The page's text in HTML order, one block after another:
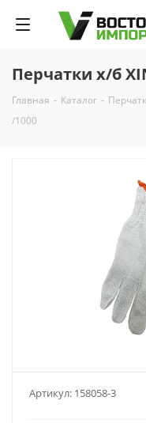
Перчатки х/б
Главная - Каталог -
/1000
Артикул: 158058-3